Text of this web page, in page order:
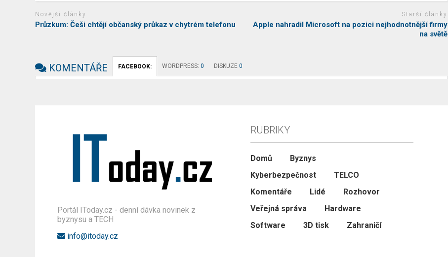
Novější články
Průzkum: Češi chtějí občanský průkaz v chytrém telefonu
Starší články
Apple nahradil Microsoft na pozici nejhodnotnější firmy
na světě
KOMENTÁŘE FACEBOOK: WORDPRESS:0 DISKUZE0
Portál IToday.cz - denní dávka novinek z
byznysu a TECH
info@itoday.cz
RUBRIKY
Domů
Byznys
Kyberbezpečnost
TELCO
Komentáře
Lidé
Rozhovor
Veřejná správa
Hardware
Software
3D tisk Zahraničí